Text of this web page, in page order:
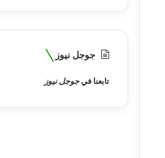
جوجل نيوز
تابعنا فيجوجل نيوز